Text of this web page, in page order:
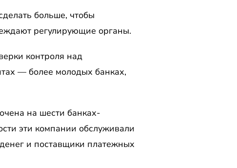
больше, чтобы
регулирующие органы.
контроля над
— более молодых банках,
на шести банках-
эти компании обслуживали
и поставщики платежных